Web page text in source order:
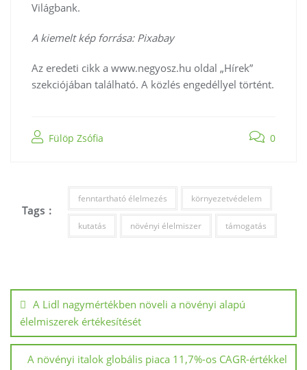
Világbank.
A kiemelt kép forrása: Pixabay
Az eredeti cikk a www.negyosz.hu oldal „Hírek”
szekciójában található. A közlés engedéllyel történt.
Fülöp Zsófia 0
Tags :
fenntartható élelmezés környezetvédelem
kutatás növényi élelmiszer támogatás
A Lidl nagymértékben növeli a növényi alapú
élelmiszerek értékesítését
A növényi italok globális piaca 11,7%-os CAGR-értékkel